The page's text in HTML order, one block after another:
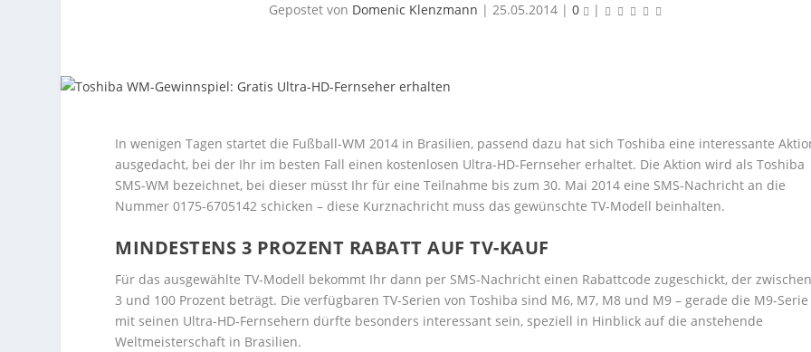
Gepostet von Domenic Klenzmann | 25.05.2014| 0 |
In wenigen Tagen startet die Fußball-WM 2014 in Brasilien, passend dazu hat sich Toshiba eine interessante
ausgedacht, bei der Ihr im besten Fall einen kostenlosen Ultra-HD-Fernseher erhaltet. Die Aktion wird als Toshiba
SMS-WM bezeichnet, bei dieser müsst Ihr für eine Teilnahme bis zum 30. Mai 2014 eine SMS-Nachricht an die
Nummer 0175-6705142 schicken – diese Kurznachricht muss das gewünschte TV-Modell beinhalten.
MINDESTENS 3 PROZENT RABATT AUF TV-KAUF
Für das ausgewählte TV-Modell bekommt Ihr dann per SMS-Nachricht einen Rabattcode zugeschickt, der
3 und 100 Prozent beträgt. Die verfügbaren TV-Serien von Toshiba sind M6, M7, M8 und M9 – gerade die M9-Serie
mit seinen Ultra-HD-Fernsehern dürfte besonders interessant sein, speziell in Hinblick auf die anstehende
Weltmeisterschaft in Brasilien.